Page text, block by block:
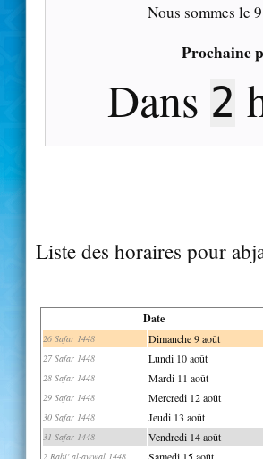
Nous sommes le
Prochaine
Dans 2
Liste des horaires pour
Date
26 Safar 1448 Dimanche 9 août
27 Safar 1448 Lundi 10 août
28 Safar 1448 Mardi 11 août
29 Safar 1448 Mercredi 12 août
30 Safar 1448 Jeudi 13 août
31 Safar 1448 Vendredi 14 août
2 Rabi' al-awwal 1448